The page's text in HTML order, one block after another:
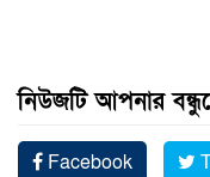
নিউজটি আপনার
Facebook